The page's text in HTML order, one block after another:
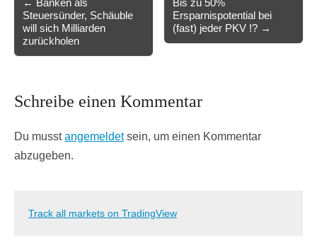
navigation
← Banken als
Steuersünder, Schäuble
will sich Milliarden
zurückholen
Bis zu 50%
Ersparnispotential bei
(fast) jeder PKV !? →
Schreibe einen Kommentar
Du musstangemeldetsein, um einen Kommentar
abzugeben.
Track all markets on TradingView